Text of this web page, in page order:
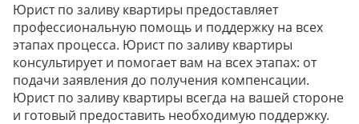
Юрист по заливу квартиры предоставляет
профессиональную помощь и поддержку на всех
этапах процесса. Юрист по заливу квартиры
консультирует и помогает вам на всех этапах: от
подачи заявления до получения компенсации.
Юрист по заливу квартиры всегда на вашей стороне
и готовый предоставить необходимую поддержку.